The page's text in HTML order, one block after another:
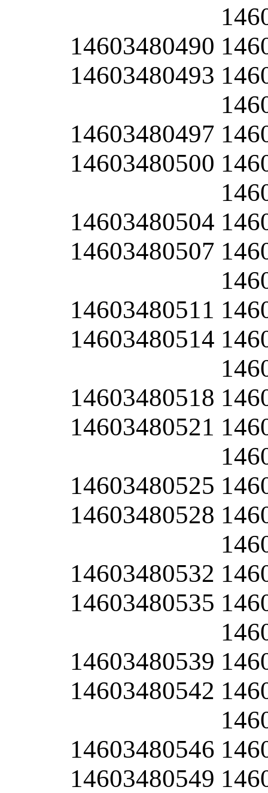
14603480490
14603480493
14603480497
14603480500
14603480504
14603480507
14603480511
14603480514
14603480518
14603480521
14603480525
14603480528
14603480532
14603480535
14603480539
14603480542
14603480546
14603480549